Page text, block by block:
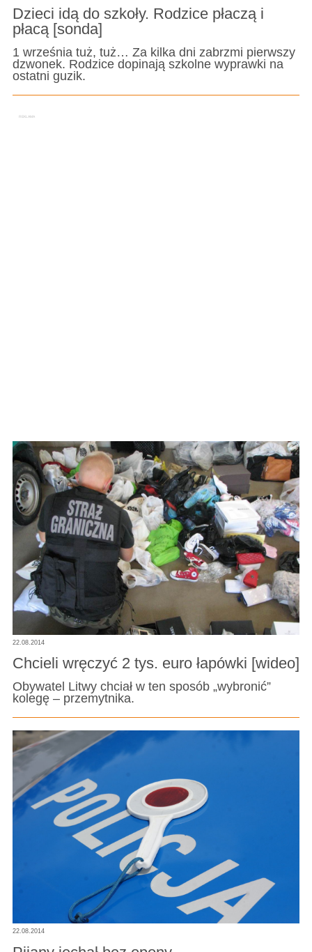
Dzieci idą do szkoły. Rodzice płaczą i
płacą [sonda]
1 września tuż, tuż… Za kilka dni zabrzmi pierwszy
dzwonek. Rodzice dopinają szkolne wyprawki na
ostatni guzik.
22.08.2014
Chcieli wręczyć 2 tys. euro łapówki [wideo]
Obywatel Litwy chciał w ten sposób „wybronić”
kolegę – przemytnika.
22.08.2014